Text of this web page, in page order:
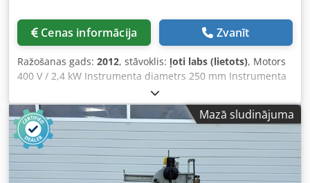
Cenas informācija Zvanīt
Ražošanas gads: 2012, stāvoklis: ļoti labs (lietots), Motors
400 V / 2,4 kW Instrumenta diametrs 250 mm Instrumenta
vārpstas cauruma diametrs 40 mm Credpfxewu Ikmo Ab
Ref
Mazā sludinājuma